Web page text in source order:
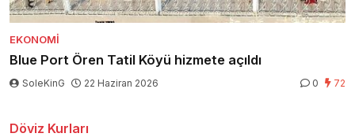
EKONOMI
Blue Port Ören Tatil Köyü hizmete açıldı
SoleKinG 22 Haziran 2026 0 72
Döviz Kurları